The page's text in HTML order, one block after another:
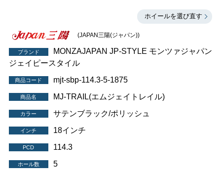
ホイールを選び直す
(JAPAN三陽(ジャパン))
ブランド
MONZAJAPAN JP-STYLE モンツァジャパン
ジェイピースタイル
商品コード mjt-sbp-114.3-5-1875
商品名 MJ-TRAIL(エムジェイトレイル)
カラー サテンブラック/ポリッシュ
インチ 18インチ
PCD 114.3
ホール数 5